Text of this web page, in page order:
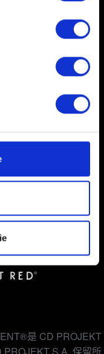
功能可用，而另一
助我们在社交媒
片段。但是，
要提前获取您的许
们使用 Cookie 的
"。
是 CD PROJEKT